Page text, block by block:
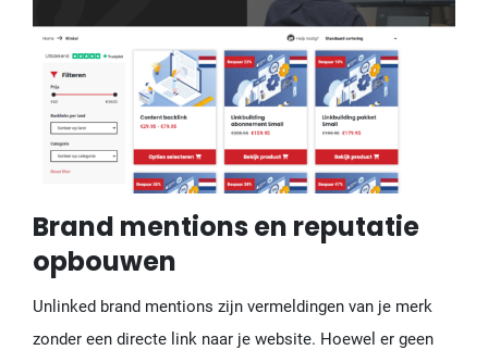
Brand mentions en reputatie
opbouwen
Unlinked brand mentions zijn vermeldingen van je merk
zonder een directe link naar je website. Hoewel er geen